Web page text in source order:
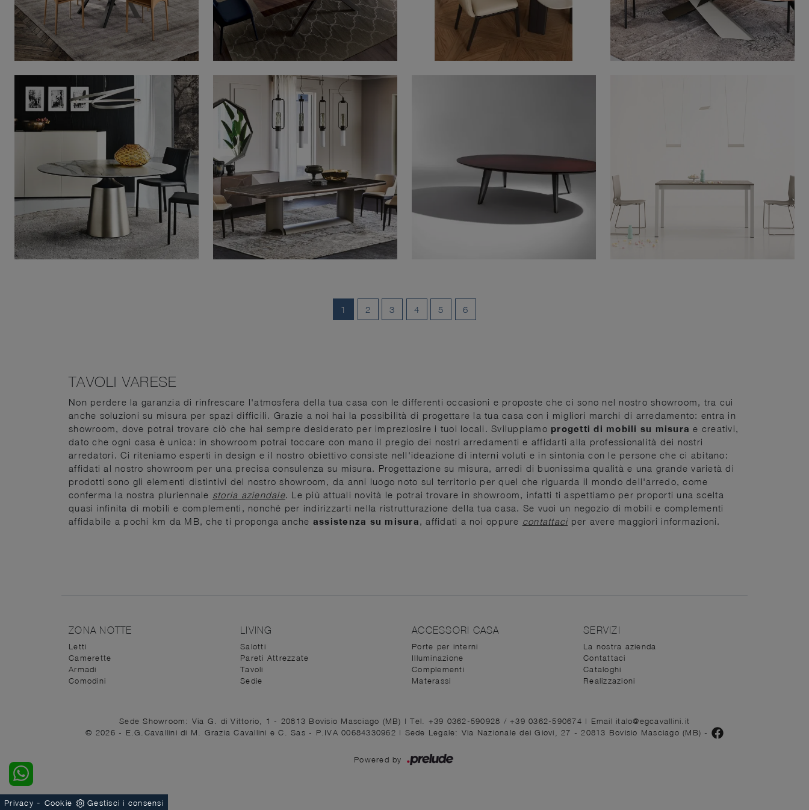
1 2 3 4 5 6
TAVOLI VARESE
Non perdere la garanzia di rinfrescare l'atmosfera della tua casa con le differenti occasioni e proposte che ci sono nel nostro showroom, tra cui
anche soluzioni su misura per spazi difficili. Grazie a noi hai la possibilità di progettare la tua casa con i migliori marchi di arredamento: entra in
showroom, dove potrai trovare ciò che hai sempre desiderato per impreziosire i tuoi locali. Sviluppiamo progetti di mobili su misura e creativi,
dato che ogni casa è unica: in showroom potrai toccare con mano il pregio dei nostri arredamenti e affidarti alla professionalità dei nostri
arredatori. Ci riteniamo esperti in design e il nostro obiettivo consiste nell'ideazione di interni voluti e in sintonia con le persone che ci abitano:
affidati al nostro showroom per una precisa consulenza su misura. Progettazione su misura, arredi di buonissima qualità e una grande varietà di
prodotti sono gli elementi distintivi del nostro showroom, da anni luogo noto sul territorio per quel che riguarda il mondo dell'arredo, come
conferma la nostra pluriennale storia aziendale. Le più attuali novità le potrai trovare in showroom, infatti ti aspettiamo per proporti una scelta
quasi infinita di mobili e complementi, nonché per indirizzarti nella ristrutturazione della tua casa. Se vuoi un negozio di mobili e complementi
affidabile a pochi km da MB, che ti proponga anche assistenza su misura , affidati a noi oppure contattaciper avere maggiori informazioni.
ZONA NOTTE
Letti
Camerette
Armadi
Comodini
LIVING
Salotti
Pareti Attrezzate
Tavoli
Sedie
ACCESSORI CASA
Porte per interni
Illuminazione
Complementi
Materassi
SERVIZI
La nostra azienda
Contattaci
Cataloghi
Realizzazioni
Sede Showroom: Via G. di Vittorio, 1 - 20813 Bovisio Masciago (MB) |Tel. +39 0362-590928 / +39 0362-590674 | Email italo@egcavallini.it
© 2026 - E.G.Cavallini di M. Grazia Cavallini e C. Sas - P.IVA 00684330962 | Sede Legale: Via Nazionale dei Giovi, 27 - 20813 Bovisio Masciago (MB) -
Powered by
Privacy - Cookie Gestisci i consensi